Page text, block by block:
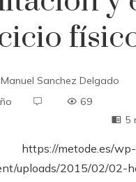
Manuel Sanchez Delgado
69
5